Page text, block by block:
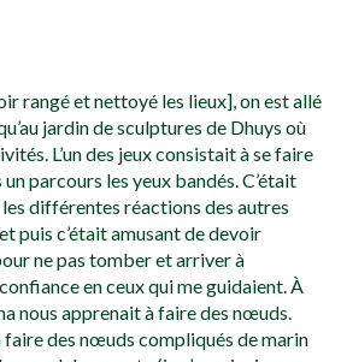
rangé et nettoyé les lieux], on est allé
jardin de sculptures de Dhuys où
L’un des jeux consistait à se faire
parcours les yeux bandés. C’était
différentes réactions des autres
puis c’était amusant de devoir
ne pas tomber et arriver à
en ceux qui me guidaient. À
nous apprenait à faire des nœuds.
faire des nœuds compliqués de marin